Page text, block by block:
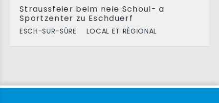
Straussfeier beim neie Schoul- a
Sportzenter zu Eschduerf
ESCH-SUR-SÛRE LOCAL ET RÉGIONAL